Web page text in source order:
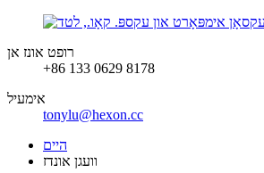
רופט אונז אן
+86 133 0629 8178
אימעיל
tonylu@hexon.cc
היים
וועגן אונדז